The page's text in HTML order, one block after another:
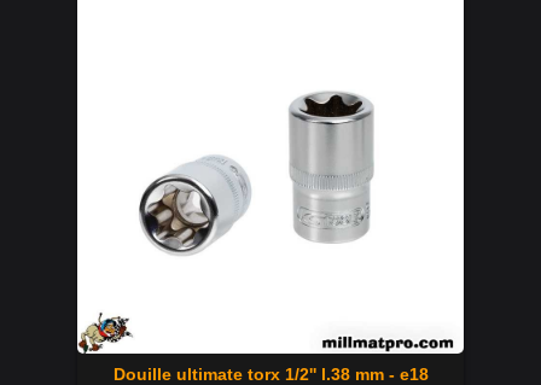
Douille ultimate torx 1/2'' l.38 mm - e18